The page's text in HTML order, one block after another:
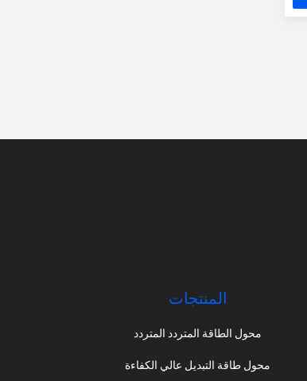
المنتجات
محول الطاقة المتردد المتردد
محول طاقة التبديل عالي الكفاءة